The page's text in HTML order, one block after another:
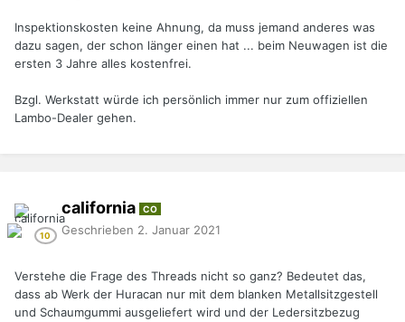
Inspektionskosten keine Ahnung, da muss jemand anderes was
dazu sagen, der schon länger einen hat ... beim Neuwagen ist die
ersten 3 Jahre alles kostenfrei.
Bzgl. Werkstatt würde ich persönlich immer nur zum offiziellen
Lambo-Dealer gehen.
california CO
Geschrieben 2. Januar 2021
Verstehe die Frage des Threads nicht so ganz? Bedeutet das,
dass ab Werk der Huracan nur mit dem blanken Metallsitzgestell
und Schaumgummi ausgeliefert wird und der Ledersitzbezug